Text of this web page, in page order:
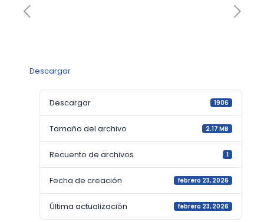
Descargar
Descargar 1906
Tamaño del archivo 2.17 MB
Recuento de archivos 1
Fecha de creación febrero 23, 2026
Última actualización febrero 23, 2026